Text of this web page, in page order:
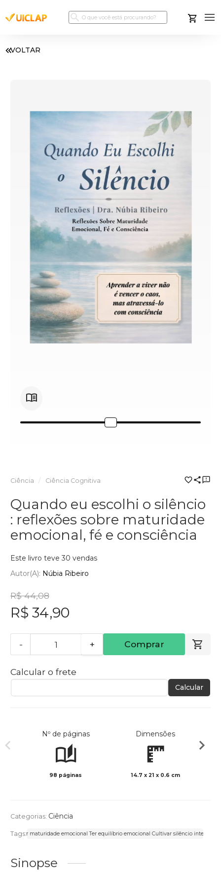
VOLTAR
Ciência Ciência Cognitiva
Quando eu escolhi o silêncio
: reflexões sobre maturidade
emocional, fé e consciência
Este livro teve 30 vendas
Autor(a): Núbia Ribeiro
R$ 44,08
R$ 34,90
- + Comprar
Calcular o frete
Calcular
Nº de páginas
98 páginas
Dimensões
14.7 x 21 x 0.6 cm
Categorias: Ciência
Tags:
Alcançar maturidade emocional Ter equilíbrio emocional Cultivar silêncio interior
Sinopse